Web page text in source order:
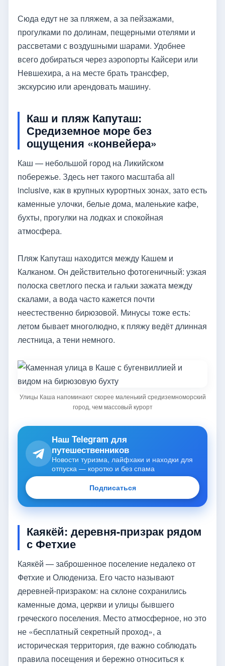
Сюда едут не за пляжем, а за пейзажами,
прогулками по долинам, пещерными отелями и
рассветами с воздушными шарами. Удобнее
всего добираться через аэропорты Кайсери или
Невшехира, а на месте брать трансфер,
экскурсию или арендовать машину.
Каш и пляж Капуташ:
Средиземное море без
ощущения «конвейера»
Каш — небольшой город на Ликийском
побережье. Здесь нет такого масштаба all
inclusive, как в крупных курортных зонах, зато есть
каменные улочки, белые дома, маленькие кафе,
бухты, прогулки на лодках и спокойная
атмосфера.
Пляж Капуташ находится между Кашем и
Калканом. Он действительно фотогеничный: узкая
полоска светлого песка и гальки зажата между
скалами, а вода часто кажется почти
неестественно бирюзовой. Минусы тоже есть:
летом бывает многолюдно, к пляжу ведёт длинная
лестница, а тени немного.
Улицы Каша напоминают скорее маленький средиземноморский
город, чем массовый курорт
Наш Telegram для
путешественников
Новости туризма, лайфхаки и находки для
отпуска — коротко и без спама
Подписаться
Каякёй: деревня-призрак рядом
с Фетхие
Каякёй — заброшенное поселение недалеко от
Фетхие и Олюдениза. Его часто называют
деревней-призраком: на склоне сохранились
каменные дома, церкви и улицы бывшего
греческого поселения. Место атмосферное, но это
не «бесплатный секретный проход», а
историческая территория, где важно соблюдать
правила посещения и бережно относиться к